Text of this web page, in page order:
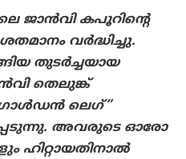
ജാന്‍‌വി കപൂറിന്റെ
വർദ്ധിച്ചു.
തുടർച്ചയായ
തെലുങ്ക്
ലെഗ്”
അവരുടെ ഓരോ
ഹിറ്റായതിനാൽ